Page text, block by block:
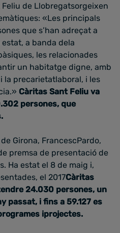
de Llobregatsorgeixen
«Les principals
que s’han adreçat a
a banda dela
les relacionades
un habitatge digne, amb
la precarietatlaboral, i les
Càritas Sant Feliu va
persones, que
Girona, FrancescPardo,
premsa de presentació de
Ha estat el 8 de maig i,
el 2017Càritas
24.030 persones, un
passat, i fins a 59.127 es
iprojectes.